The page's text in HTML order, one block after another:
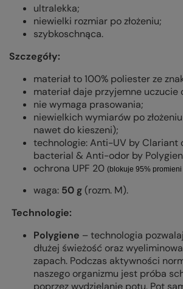
ultralekka;
niewielki rozmiar po złożeniu;
szybkoschnąca.
Szczegóły:
materiał to 100% poliester ze
materiał daje przyjemne uczucie
nie wymaga prasowania;
niewielkich wymiarów po
nawet do kieszeni);
technologie: Anti-UV by Clariant
bacterial & Anti-odor by
ochrona UPF 20 (blokuje 95% promieni
waga: 50 g(rozm. M).
Technologie:
Polygiene – technologia
dłużej świeżość oraz
zapach. Podczas aktywności
naszego organizmu jest próba
poprzez wydzielanie potu. Pot